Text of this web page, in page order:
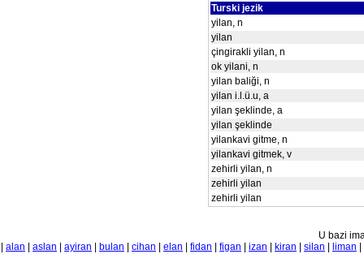
Turski jezik
yilan, n
yilan
çingirakli yilan, n
ok yilani, n
yilan baliği, n
yilan i.l.ü.u, a
yilan şeklinde, a
yilan şeklinde
yilankavi gitme, n
yilankavi gitmek, v
zehirli yilan, n
zehirli yilan
zehirli yilan
U bazi
alan aslan ayiran bulan cihan elan fidan figan izan kiran silan liman